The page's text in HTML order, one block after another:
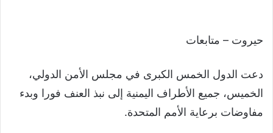
حيروت – متابعات
دعت الدول الخمس الكبرى في مجلس الأمن الدولي،
الخميس، جميع الأطراف اليمنية إلى نبذ العنف فورا وبدء
مفاوضات برعاية الأمم المتحدة.